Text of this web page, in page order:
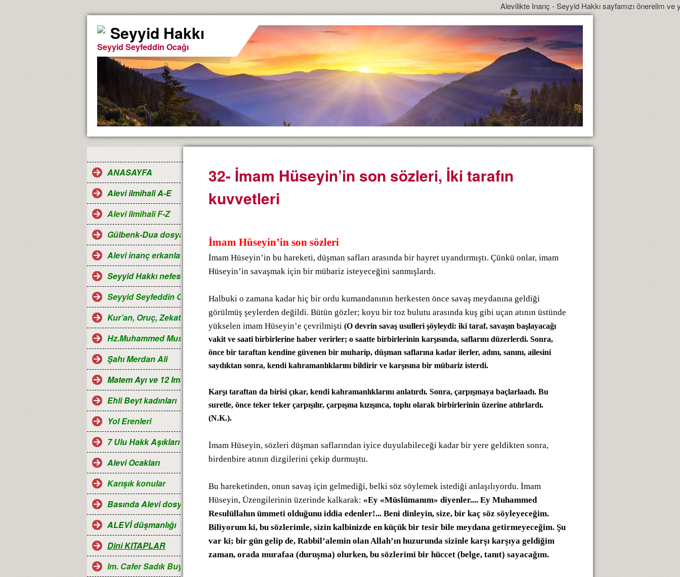
Alevilikte Inanç - Seyyid Hakkı sayfamızı önerelim ve
Seyyid Hakkı
Seyyid Seyfeddin Ocağı
ANASAYFA
Alevi ilmihali A-E
Alevi ilmihali F-Z
Gülbenk-Dua dosyası
Alevi inanç erkanları
Seyyid Hakkı nefesleri
Seyyid Seyfeddin Ocağı...
Kur’an, Oruç, Zekat, Hac ve Ramazan ayı
Hz.Muhammed Mustafa
Şahı Merdan Ali
Matem Ayı ve 12 Imamlar
Ehli Beyt kadınları
Yol Erenleri
7 Ulu Hakk Aşıkları ve Halk ozanları
Alevi Ocakları
Karışık konular
Basında Alevi dosyaları
ALEVİ düşmanlığı
Dini KITAPLAR
Im. Cafer Sadık Buyruğu
32- İmam Hüseyin’in son sözleri, İki tarafın
kuvvetleri
İmam Hüseyin’in son sözleri
İmam Hüseyin’in bu hareketi, düşman safları arasında bir hayret uyandırmıştı. Çünkü onlar, imam
Hüseyin’in savaşmak için bir mübariz isteyeceğini sanmışlardı.
Halbuki o zamana kadar hiç bir ordu kumandanının herkesten önce savaş meydanına geldiği
görülmüş şeylerden değildi. Bütün gözler; koyu bir toz bulutu arasında kuş gibi uçan atının üstünde
yükselen imam Hüseyin’e çevrilmişti (O devrin savaş usulleri şöyleydi: iki taraf, savaşın başlayacağı
vakit ve saati birbirlerine haber verirler; o saatte birbirlerinin karşısında, saflarını düzerlerdi. Sonra,
önce bir taraftan kendine güvenen bir muharip, düşman saflarına kadar ilerler, adını, sanını, ailesini
saydıktan sonra, kendi kahramanlıklarını bildirir ve karşısına bir mübariz isterdi.
Karşı taraftan da birisi çıkar, kendi kahramanlıklarını anlatırdı. Sonra, çarpışmaya baçlarlaadı. Bu
suretle, önce teker teker çarpışılır, çarpışma kızışınca, toplu olarak birbirlerinin üzerine atılırlardı.
(N.K.).
İmam Hüseyin, sözleri düşman saflarından iyice duyulabileceği kadar bir yere geldikten sonra,
birdenbire atının dizgilerini çekip durmuştu.
Bu hareketinden, onun savaş için gelmediği, belki söz söylemek istediği anlaşılıyordu. İmam
Hüseyin, Üzengilerinin üzerinde kalkarak: «Ey «Müslümanım» diyenler.... Ey Muhammed
Resulüllahın ümmeti olduğunu iddia edenler!... Beni dinleyin, size, bir kaç söz söyleyeceğim.
Biliyorum ki, bu sözlerimle, sizin kalbinizde en küçük bir tesir bile meydana getirmeyeceğim. Şu
var ki; bir gün gelip de, Rabbil’alemin olan Allah’ın huzurunda sizinle karşı karşıya geldiğim
zaman, orada murafaa (duruşma) olurken, bu sözlerimi bir hüccet (belge, tanıt) sayacağım.